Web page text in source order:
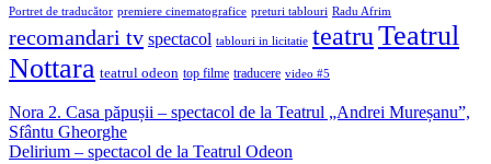
Portret de traducător premiere cinematografice preturi tablouri Radu Afrim
recomandari tv spectacol tablouri in licitatie teatruTeatrul
Nottara teatrul odeon top filme traducere video #5
Nora 2. Casa păpușii – spectacol de la Teatrul „Andrei Mureșanu”,
Sfântu Gheorghe
Delirium – spectacol de la Teatrul Odeon